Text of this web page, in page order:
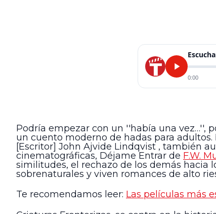
0:00
Podría empezar con un ''había una vez…'',
un cuento moderno de hadas para
[Escritor] John Ajvide Lindqvist , también
cinematográficas, Déjame Entrar de F.W.
similitudes, el rechazo de los demás hacia
sobrenaturales y viven romances de alto
Te recomendamos leer: Las películas más